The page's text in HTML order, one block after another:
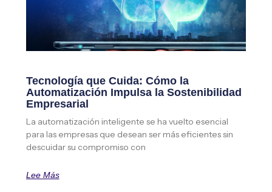
Tecnología que Cuida: Cómo la
Automatización Impulsa la Sostenibilidad
Empresarial
La automatización inteligente se ha vuelto esencial
para las empresas que desean ser más eficientes sin
descuidar su compromiso con
Lee Más